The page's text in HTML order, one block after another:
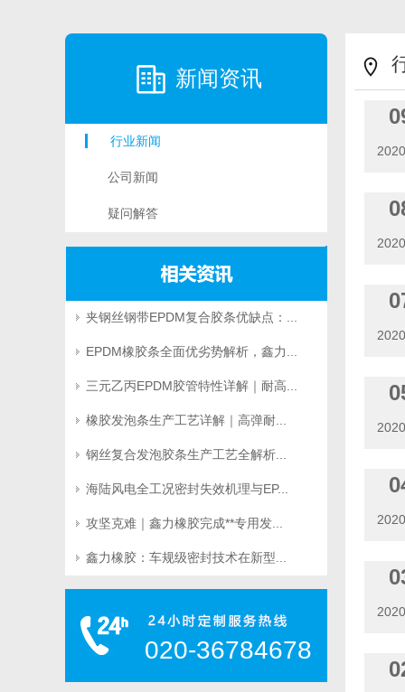
新闻资讯
行业新闻
公司新闻
疑问解答
夹钢丝钢带EPDM复合胶条优缺点：...
EPDM橡胶条全面优劣势解析，鑫力...
三元乙丙EPDM胶管特性详解｜耐高...
橡胶发泡条生产工艺详解｜高弹耐...
钢丝复合发泡胶条生产工艺全解析...
海陆风电全工况密封失效机理与EP...
攻坚克难｜鑫力橡胶完成**专用发...
鑫力橡胶：车规级密封技术在新型...
020-36784678